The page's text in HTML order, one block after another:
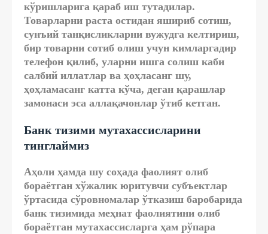
кўришларига қараб иш тутадилар.
Товарларни раста остидан яшириб сотиш,
сунъий танқисликларни вужудга келтириш,
бир товарни сотиб олиш учун кимларгадир
телефон қилиб, уларни ишга солиш каби
салбий иллатлар ва ҳоҳласанг шу,
ҳоҳламасанг катта кўча, деган қарашлар
замонаси эса аллақачонлар ўтиб кетган.
Банк тизими мутахассисларини
тинглаймиз
Аҳоли ҳамда шу соҳада фаолият олиб
бораётган хўжалик юритувчи субъектлар
ўртасида сўровномалар ўтказиш баробарида
банк тизимида меҳнат фаолиятини олиб
бораётган мутахассисларга ҳам рўпара